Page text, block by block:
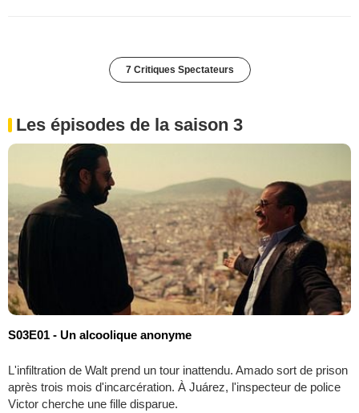
7 Critiques Spectateurs
Les épisodes de la saison 3
S03E01 - Un alcoolique anonyme
L'infiltration de Walt prend un tour inattendu. Amado sort de prison
après trois mois d'incarcération. À Juárez, l'inspecteur de police
Victor cherche une fille disparue.